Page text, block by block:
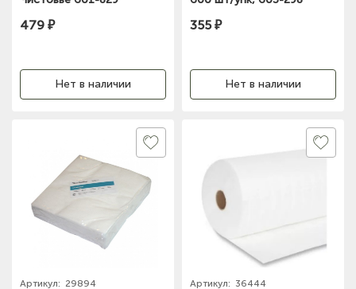
479 ₽
Нет в наличии
355 ₽
Нет в наличии
Артикул: 29894 Артикул: 36444